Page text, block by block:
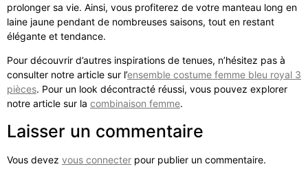
prolonger sa vie. Ainsi, vous profiterez de votre manteau long en
laine jaune pendant de nombreuses saisons, tout en restant
élégante et tendance.
Pour découvrir d’autres inspirations de tenues, n’hésitez pas à
consulter notre article sur l’ensemble costume femme bleu royal 3
pièces. Pour un look décontracté réussi, vous pouvez explorer
notre article sur la combinaison femme.
Laisser un commentaire
Vous devez vous connecter pour publier un commentaire.